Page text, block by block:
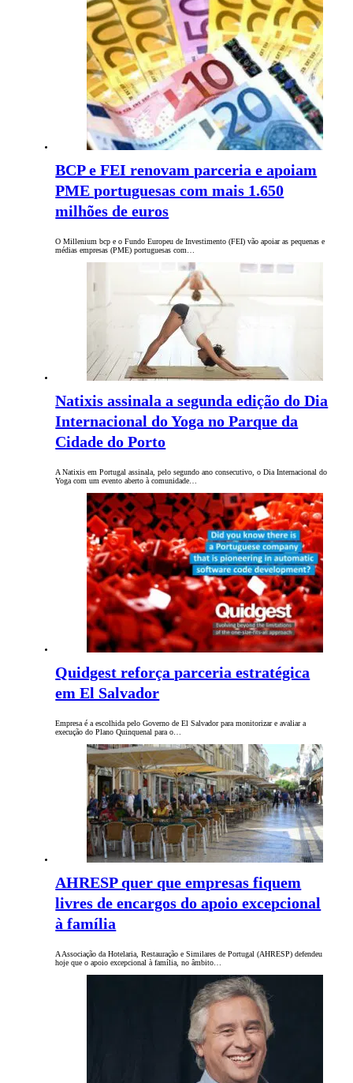
BCP e FEI renovam parceria e apoiam
PME portuguesas com mais 1.650
milhões de euros
O Millenium bcp e o Fundo Europeu de Investimento (FEI) vão apoiar as pequenas e
médias empresas (PME) portuguesas com…
Natixis assinala a segunda edição do Dia
Internacional do Yoga no Parque da
Cidade do Porto
A Natixis em Portugal assinala, pelo segundo ano consecutivo, o Dia Internacional do
Yoga com um evento aberto à comunidade…
Quidgest reforça parceria estratégica
em El Salvador
Empresa é a escolhida pelo Governo de El Salvador para monitorizar e avaliar a
execução do Plano Quinquenal para o…
AHRESP quer que empresas fiquem
livres de encargos do apoio excepcional
à família
A Associação da Hotelaria, Restauração e Similares de Portugal (AHRESP) defendeu
hoje que o apoio excepcional à família, no âmbito…